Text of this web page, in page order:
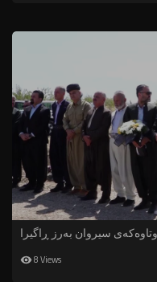
سیروان به‌رز ڕاگیرا
8 Views